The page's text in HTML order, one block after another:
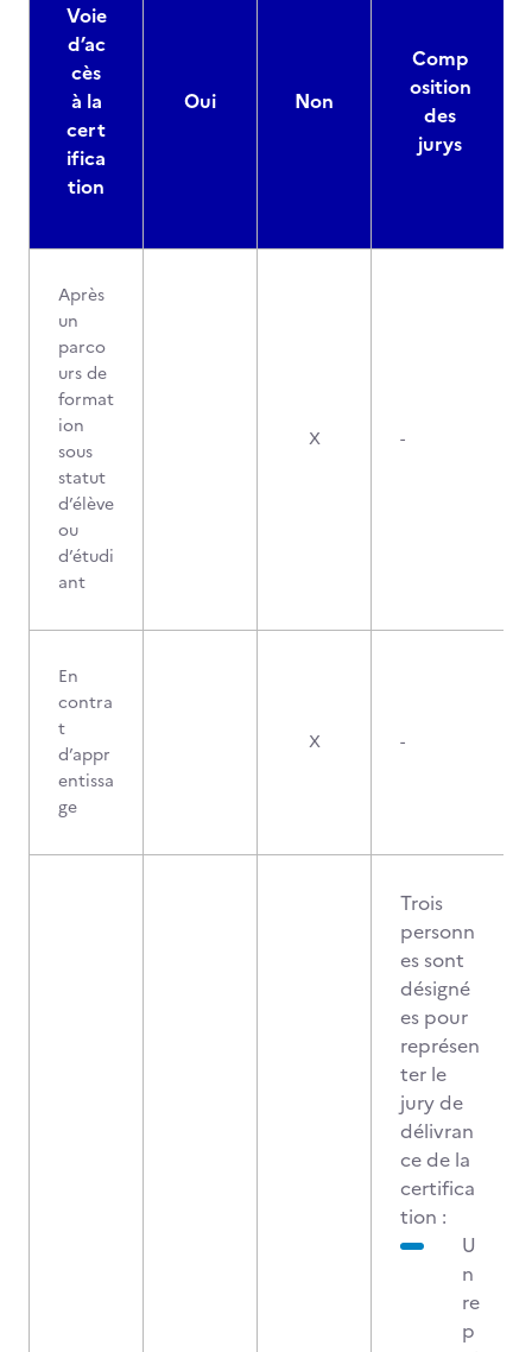
Voie
d’ac
cès
à la
cert
ifica
tion
Oui Non
Comp
osition
des
jurys
Après
un
parco
urs de
format
ion
sous
statut
d’élève
ou
d’étudi
ant
X -
En
contra
t
d’appr
entissa
ge
X -
Trois
personn
es sont
désigné
es pour
représen
ter le
jury de
délivran
ce de la
certifica
tion :
U
n
re
p